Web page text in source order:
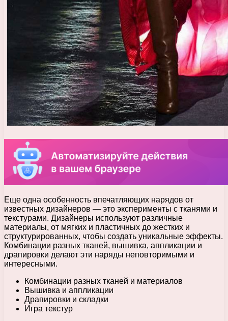
Еще одна особенность впечатляющих нарядов от
известных дизайнеров — это эксперименты с тканями и
текстурами. Дизайнеры используют различные
материалы, от мягких и пластичных до жестких и
структурированных, чтобы создать уникальные эффекты.
Комбинации разных тканей, вышивка, аппликации и
драпировки делают эти наряды неповторимыми и
интересными.
Комбинации разных тканей и материалов
Вышивка и аппликации
Драпировки и складки
Игра текстур